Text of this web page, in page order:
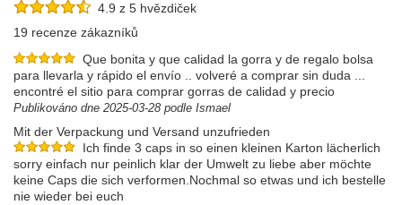
4.9 z 5 hvězdiček
19 recenze zákazníků
Que bonita y que calidad la gorra y de regalo bolsa
para llevarla y rápido el envío .. volveré a comprar sin duda ...
encontré el sitio para comprar gorras de calidad y precio
Publikováno dne 2025-03-28 podle Ismael
Mit der Verpackung und Versand unzufrieden
Ich finde 3 caps in so einen kleinen Karton lächerlich
sorry einfach nur peinlich klar der Umwelt zu liebe aber möchte
keine Caps die sich verformen.Nochmal so etwas und ich bestelle
nie wieder bei euch